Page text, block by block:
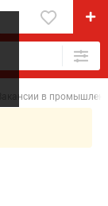
Вакансии в